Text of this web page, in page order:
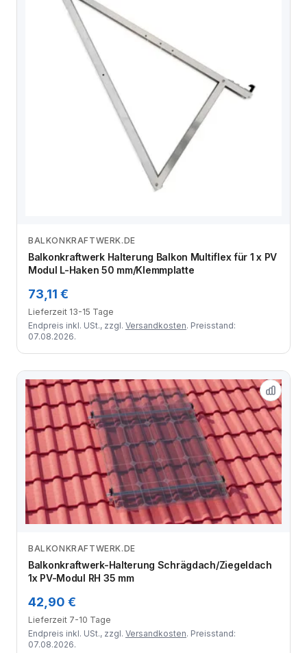
Zum Angebot
BALKONKRAFTWERK.DE
Balkonkraftwerk Halterung Balkon Multiflex für 1 x PV
Modul L-Haken 50 mm/Klemmplatte
73,11 €
Lieferzeit 13-15 Tage
Endpreis inkl. USt., zzgl. Versandkosten. Preisstand:
07.08.2026.
Zum Angebot
BALKONKRAFTWERK.DE
Balkonkraftwerk-Halterung Schrägdach/Ziegeldach
1x PV-Modul RH 35 mm
42,90 €
Lieferzeit 7-10 Tage
Endpreis inkl. USt., zzgl. Versandkosten. Preisstand:
07.08.2026.